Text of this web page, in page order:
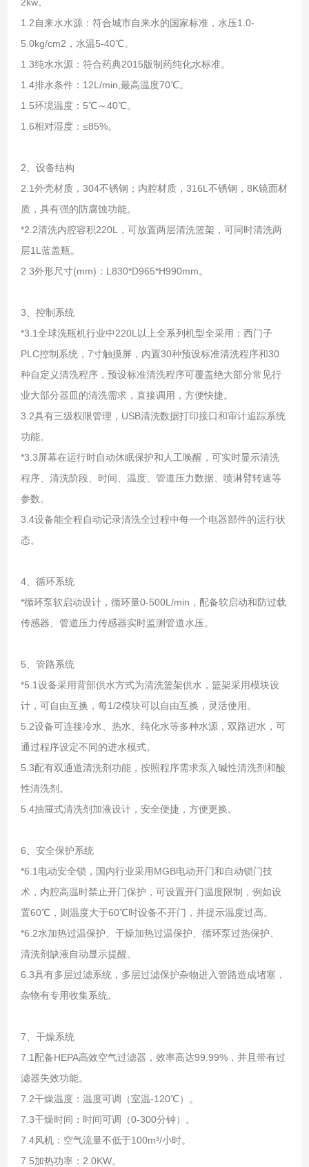
1.2自来水水源：符合城市自来水的国家标准，水压1.0-
5.0kg/cm2，水温5-40℃。
1.3纯水水源：符合药典2015版制药纯化水标准。
1.4排水条件：12L/min,最高温度70℃。
1.5环境温度：5℃～40℃。
1.6相对湿度：≤85%。
2、设备结构
2.1外壳材质，304不锈钢；内腔材质，316L不锈钢，8K镜面材
质，具有强的防腐蚀功能。
*2.2清洗内腔容积220L，可放置两层清洗篮架，可同时清洗两
层1L蓝盖瓶。
2.3外形尺寸(mm)：L830*D965*H990mm。
3、控制系统
*3.1全球洗瓶机行业中220L以上全系列机型全采用：西门子
PLC控制系统，7寸触摸屏，内置30种预设标准清洗程序和30
种自定义清洗程序，预设标准清洗程序可覆盖绝大部分常见行
业大部分器皿的清洗需求，直接调用，方便快捷。
3.2具有三级权限管理，USB清洗数据打印接口和审计追踪系统
功能。
*3.3屏幕在运行时自动休眠保护和人工唤醒，可实时显示清洗
程序、清洗阶段、时间、温度、管道压力数据、喷淋臂转速等
参数。
3.4设备能全程自动记录清洗全过程中每一个电器部件的运行状
态。
4、循环系统
*循环泵软启动设计，循环量0-500L/min，配备软启动和防过载
传感器、管道压力传感器实时监测管道水压。
5、管路系统
*5.1设备采用背部供水方式为清洗篮架供水，篮架采用模块设
计，可自由互换，每1/2模块可以自由互换，灵活使用。
5.2设备可连接冷水、热水、纯化水等多种水源，双路进水，可
通过程序设定不同的进水模式。
5.3配有双通道清洗剂功能，按照程序需求泵入碱性清洗剂和酸
性清洗剂。
5.4抽屉式清洗剂加液设计，安全便捷，方便更换。
6、安全保护系统
*6.1电动安全锁，国内行业采用MGB电动开门和自动锁门技
术，内腔高温时禁止开门保护，可设置开门温度限制，例如设
置60℃，则温度大于60℃时设备不开门，并提示温度过高。
*6.2水加热过温保护、干燥加热过温保护、循环泵过热保护、
清洗剂缺液自动显示提醒。
6.3具有多层过滤系统，多层过滤保护杂物进入管路造成堵塞，
杂物有专用收集系统。
7、干燥系统
7.1配备HEPA高效空气过滤器，效率高达99.99%，并且带有过
滤器失效功能。
7.2干燥温度：温度可调（室温-120℃）。
7.3干燥时间：时间可调（0-300分钟）。
7.4风机：空气流量不低于100m³/小时。
7.5加热功率：2.0KW。